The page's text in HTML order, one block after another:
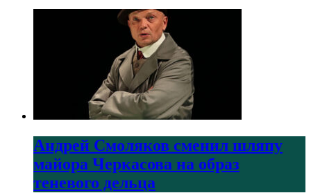
Андрей Смоляков сменил шляпу
майора Черкасова на образ
теневого дельца